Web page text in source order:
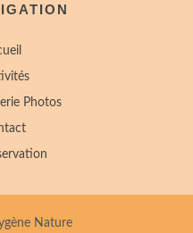
Photos
Nature